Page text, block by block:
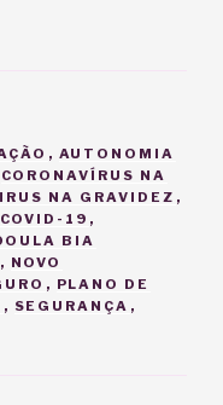
, AUTONOMIA
CORONAVÍRUS NA
NA GRAVIDEZ ,
COVID-19 ,
BIA
, NOVO
, PLANO DE
, SEGURANÇA ,